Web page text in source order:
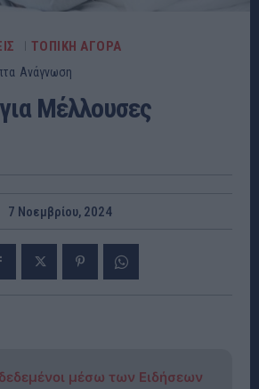
ΤΟΠΙΚΗ ΑΓΟΡΑ
Ανάγνωση
Μέλλουσες
7 Νοεμβρίου, 2024
μέσω των Ειδήσεων